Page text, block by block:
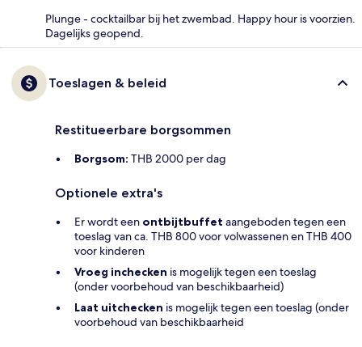
Plunge - cocktailbar bij het zwembad. Happy hour is voorzien.
Dagelijks geopend.
Toeslagen & beleid
Restitueerbare borgsommen
Borgsom: THB 2000 per dag
Optionele extra's
Er wordt een ontbijtbuffet aangeboden tegen een
toeslag van ca. THB 800 voor volwassenen en THB 400
voor kinderen
Vroeg inchecken is mogelijk tegen een toeslag
(onder voorbehoud van beschikbaarheid)
Laat uitchecken is mogelijk tegen een toeslag (onder
voorbehoud van beschikbaarheid